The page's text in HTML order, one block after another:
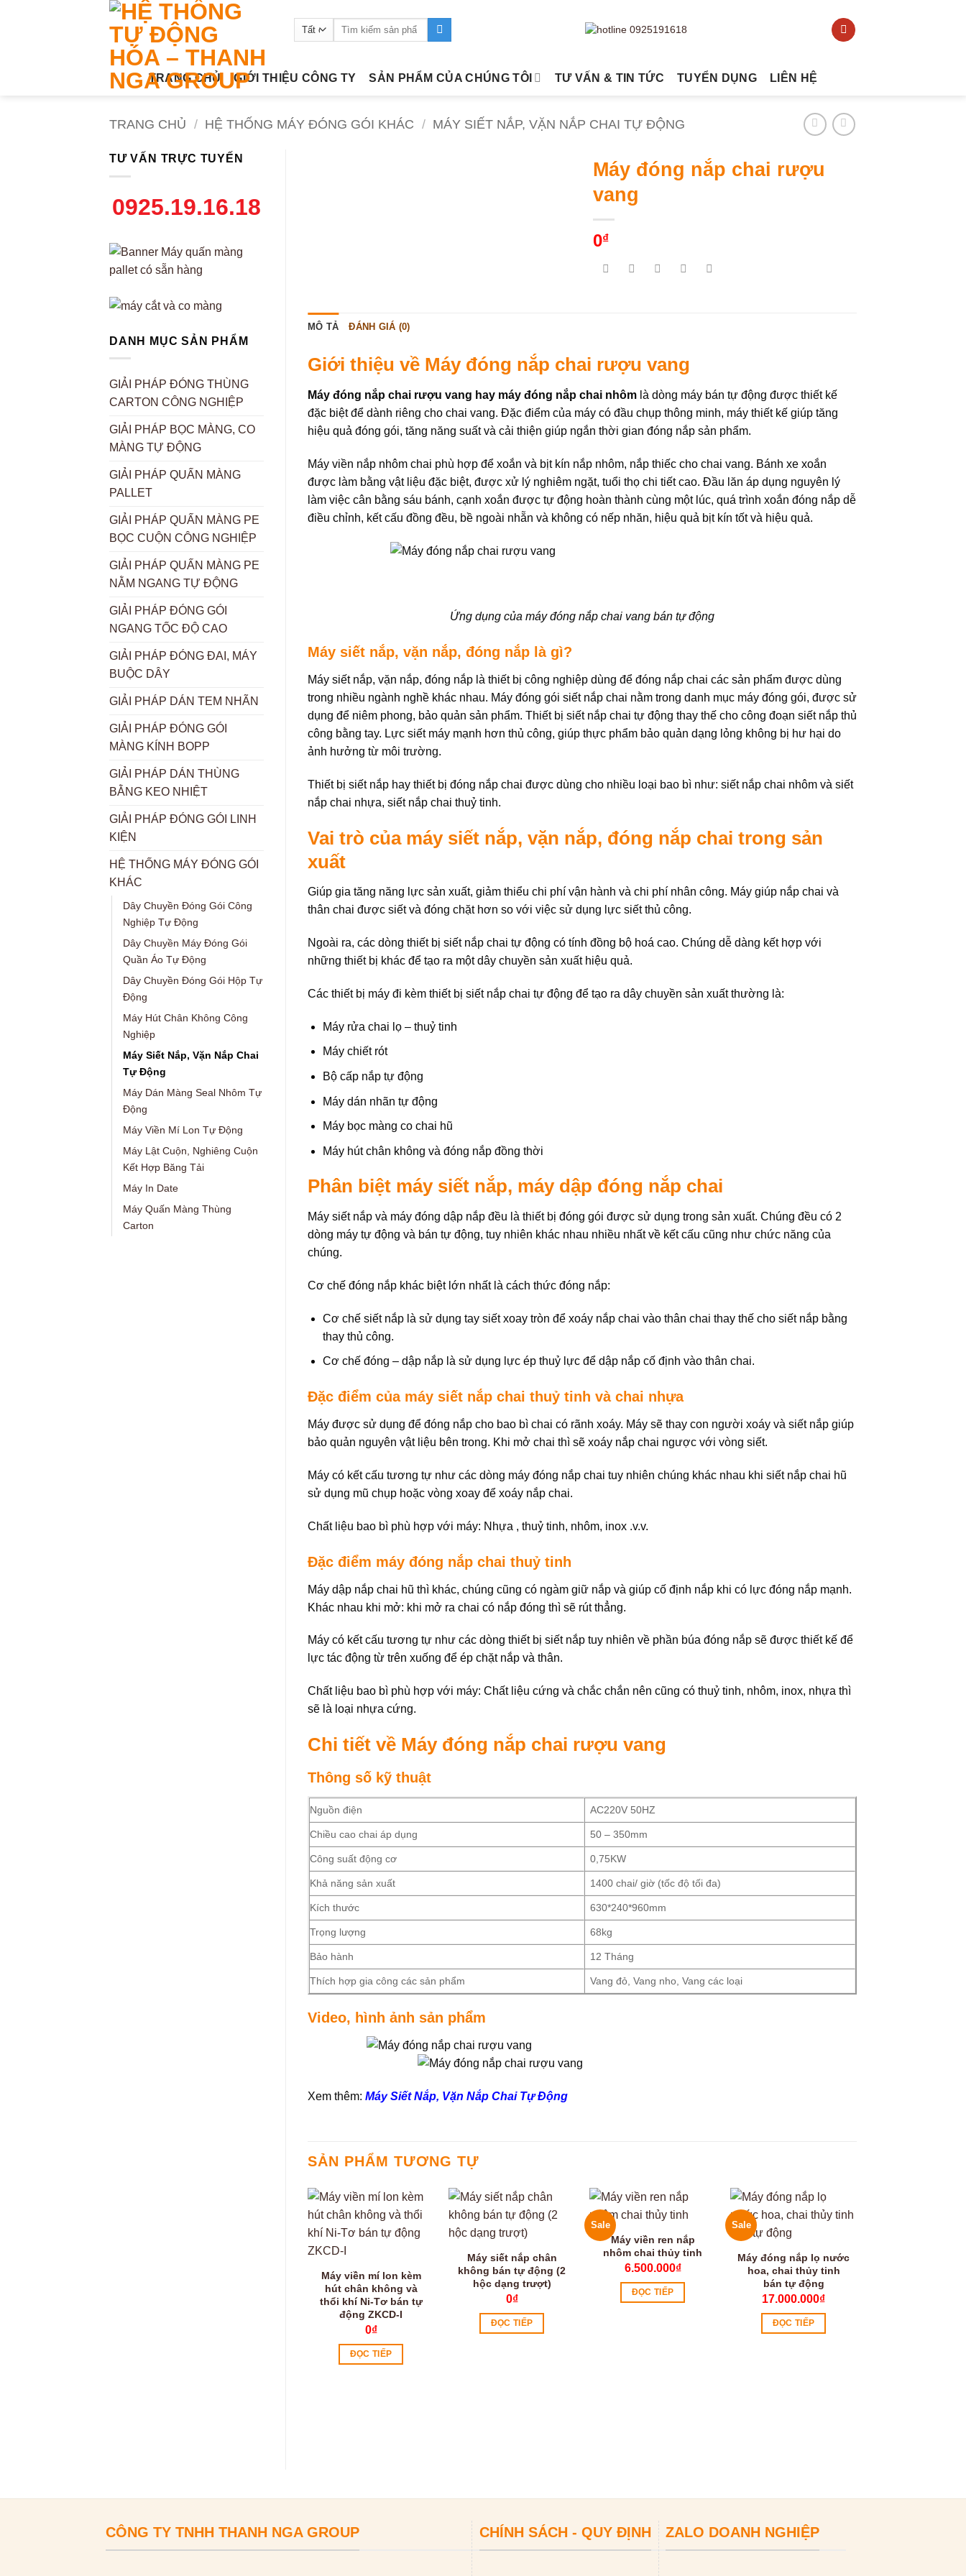
Tìm
TRANG CHỦ GIỚI THIỆU CÔNG TY SẢN PHẨM CỦA CHÚNG TÔI TƯ VẤN & TIN TỨC TUYỂN DỤNG LIÊN HỆ
TRANG CHỦ / HỆ THỐNG MÁY ĐÓNG GÓI KHÁC / MÁY SIẾT NẮP, VẶN NẮP CHAI TỰ ĐỘNG
TƯ VẤN TRỰC TUYẾN
0925.19.16.18
DANH MỤC SẢN PHẨM
GIẢI PHÁP ĐÓNG THÙNG
CARTON CÔNG NGHIỆP
GIẢI PHÁP BỌC MÀNG, CO
MÀNG TỰ ĐỘNG
GIẢI PHÁP QUẤN MÀNG
PALLET
GIẢI PHÁP QUẤN MÀNG PE
BỌC CUỘN CÔNG NGHIỆP
GIẢI PHÁP QUẤN MÀNG PE
NẰM NGANG TỰ ĐỘNG
GIẢI PHÁP ĐÓNG GÓI
NGANG TỐC ĐỘ CAO
GIẢI PHÁP ĐÓNG ĐAI, MÁY
BUỘC DÂY
GIẢI PHÁP DÁN TEM NHÃN
GIẢI PHÁP ĐÓNG GÓI
MÀNG KÍNH BOPP
GIẢI PHÁP DÁN THÙNG
BẰNG KEO NHIỆT
GIẢI PHÁP ĐÓNG GÓI LINH
KIỆN
HỆ THỐNG MÁY ĐÓNG GÓI
KHÁC
Dây Chuyền Đóng Gói Công
Nghiệp Tự Động
Dây Chuyền Máy Đóng Gói
Quần Áo Tự Động
Dây Chuyền Đóng Gói Hộp Tự
Động
Máy Hút Chân Không Công
Nghiệp
Máy Siết Nắp, Vặn Nắp Chai
Tự Động
Máy Dán Màng Seal Nhôm Tự
Động
Máy Viền Mí Lon Tự Động
Máy Lật Cuộn, Nghiêng Cuộn
Kết Hợp Băng Tải
Máy In Date
Máy Quấn Màng Thùng
Carton
Máy đóng nắp chai rượu
vang
0₫
MÔ TẢ ĐÁNH GIÁ (0)
Giới thiệu về Máy đóng nắp chai rượu vang
Máy đóng nắp chai rượu vang hay máy đóng nắp chai nhôm là dòng máy bán tự động được thiết kế
đặc biệt để dành riêng cho chai vang. Đặc điểm của máy có đầu chụp thông minh, máy thiết kế giúp tăng
hiệu quả đóng gói, tăng năng suất và cải thiện giúp ngắn thời gian đóng nắp sản phẩm.
Máy viền nắp nhôm chai phù hợp để xoắn và bịt kín nắp nhôm, nắp thiếc cho chai vang. Bánh xe xoắn
được làm bằng vật liệu đặc biệt, được xử lý nghiêm ngặt, tuổi thọ chi tiết cao. Đầu lăn áp dụng nguyên lý
làm việc cân bằng sáu bánh, cạnh xoắn được tự động hoàn thành cùng một lúc, quá trình xoắn đóng nắp dễ
điều chỉnh, kết cấu đồng đều, bề ngoài nhẵn và không có nếp nhăn, hiệu quả bịt kín tốt và hiệu quả.
Ứng dụng của máy đóng nắp chai vang bán tự động
Máy siết nắp, vặn nắp, đóng nắp là gì?
Máy siết nắp, vặn nắp, đóng nắp là thiết bị công nghiệp dùng để đóng nắp chai các sản phẩm được dùng
trong nhiều ngành nghề khác nhau. Máy đóng gói siết nắp chai nằm trong danh mục máy đóng gói, được sử
dụng để niêm phong, bảo quản sản phẩm. Thiết bị siết nắp chai tự động thay thế cho công đoạn siết nắp thủ
công bằng tay. Lực siết máy mạnh hơn thủ công, giúp thực phẩm bảo quản dạng lỏng không bị hư hại do
ảnh hưởng từ môi trường.
Thiết bị siết nắp hay thiết bị đóng nắp chai được dùng cho nhiều loại bao bì như: siết nắp chai nhôm và siết
nắp chai nhựa, siết nắp chai thuỷ tinh.
Vai trò của máy siết nắp, vặn nắp, đóng nắp chai trong sản
xuất
Giúp gia tăng năng lực sản xuất, giảm thiểu chi phí vận hành và chi phí nhân công. Máy giúp nắp chai và
thân chai được siết và đóng chặt hơn so với việc sử dụng lực siết thủ công.
Ngoài ra, các dòng thiết bị siết nắp chai tự động có tính đồng bộ hoá cao. Chúng dễ dàng kết hợp với
những thiết bị khác để tạo ra một dây chuyền sản xuất hiệu quả.
Các thiết bị máy đi kèm thiết bị siết nắp chai tự động để tạo ra dây chuyền sản xuất thường là:
Máy rửa chai lọ – thuỷ tinh
Máy chiết rót
Bộ cấp nắp tự động
Máy dán nhãn tự động
Máy bọc màng co chai hũ
Máy hút chân không và đóng nắp đồng thời
Phân biệt máy siết nắp, máy dập đóng nắp chai
Máy siết nắp và máy đóng dập nắp đều là thiết bị đóng gói được sử dụng trong sản xuất. Chúng đều có 2
dòng máy tự động và bán tự động, tuy nhiên khác nhau nhiều nhất về kết cấu cũng như chức năng của
chúng.
Cơ chế đóng nắp khác biệt lớn nhất là cách thức đóng nắp:
Cơ chế siết nắp là sử dụng tay siết xoay tròn để xoáy nắp chai vào thân chai thay thế cho siết nắp bằng
thay thủ công.
Cơ chế đóng – dập nắp là sử dụng lực ép thuỷ lực để dập nắp cố định vào thân chai.
Đặc điểm của máy siết nắp chai thuỷ tinh và chai nhựa
Máy được sử dụng để đóng nắp cho bao bì chai có rãnh xoáy. Máy sẽ thay con người xoáy và siết nắp giúp
bảo quản nguyên vật liệu bên trong. Khi mở chai thì sẽ xoáy nắp chai ngược với vòng siết.
Máy có kết cấu tương tự như các dòng máy đóng nắp chai tuy nhiên chúng khác nhau khi siết nắp chai hũ
sử dụng mũ chụp hoặc vòng xoay để xoáy nắp chai.
Chất liệu bao bì phù hợp với máy: Nhựa , thuỷ tinh, nhôm, inox .v.v.
Đặc điểm máy đóng nắp chai thuỷ tinh
Máy dập nắp chai hũ thì khác, chúng cũng có ngàm giữ nắp và giúp cố định nắp khi có lực đóng nắp mạnh.
Khác nhau khi mở: khi mở ra chai có nắp đóng thì sẽ rút thẳng.
Máy có kết cấu tương tự như các dòng thiết bị siết nắp tuy nhiên về phần búa đóng nắp sẽ được thiết kế để
lực tác động từ trên xuống để ép chặt nắp và thân.
Chất liệu bao bì phù hợp với máy: Chất liệu cứng và chắc chắn nên cũng có thuỷ tinh, nhôm, inox, nhựa thì
sẽ là loại nhựa cứng.
Chi tiết về Máy đóng nắp chai rượu vang
Thông số kỹ thuật
Nguồn điện AC220V 50HZ
Chiều cao chai áp dụng 50 – 350mm
Công suất động cơ 0,75KW
Khả năng sản xuất 1400 chai/ giờ (tốc độ tối đa)
Kích thước 630*240*960mm
Trọng lượng 68kg
Bảo hành 12 Tháng
Thích hợp gia công các sản phẩm Vang đỏ, Vang nho, Vang các loại
Video, hình ảnh sản phẩm
Xem thêm: Máy Siết Nắp, Vặn Nắp Chai Tự Động
SẢN PHẨM TƯƠNG TỰ
Máy viền mí lon kèm
hút chân không và
thổi khí Ni-Tơ bán tự
động ZKCD-I
0₫
ĐỌC TIẾP
Máy siết nắp chân
không bán tự động (2
hộc dạng trượt)
0₫
ĐỌC TIẾP
Sale
Máy viền ren nắp
nhôm chai thủy tinh
6.500.000₫
ĐỌC TIẾP
Sale
Máy đóng nắp lọ nước
hoa, chai thủy tinh
bán tự động
17.000.000₫
ĐỌC TIẾP
CÔNG TY TNHH THANH NGA GROUP CHÍNH SÁCH - QUY ĐỊNH ZALO DOANH NGHIỆP